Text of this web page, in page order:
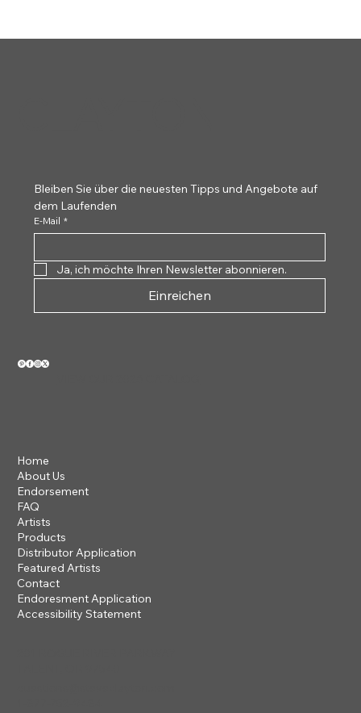
Home
About Us
Endorsement
FAQ
Artists
Products
Distributor Application
Featured Artists
Contact
Endoresment Application
Accessibility Statement
Bleiben Sie über die neuesten Tipps und Angebote auf
dem Laufenden
E-Mail *
Ja, ich möchte Ihren Newsletter abonnieren.
Einreichen